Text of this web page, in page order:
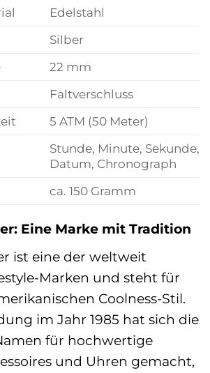
Edelstahl
Silber
22 mm
Faltverschluss
5 ATM (50 Meter)
Stunde, Minute, Sekunde,
Datum, Chronograph
ca. 150 Gramm
Eine Marke mit Tradition
ist eine der weltweit
Marken und steht für
Coolness-Stil.
im Jahr 1985 hat sich die
für hochwertige
und Uhren gemacht,